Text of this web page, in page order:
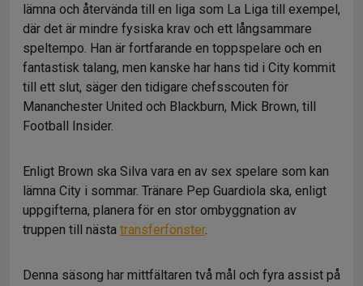
lämna och återvända till en liga som La Liga till exempel,
där det är mindre fysiska krav och ett långsammare
speltempo. Han är fortfarande en toppspelare och en
fantastisk talang, men kanske har hans tid i City kommit
till ett slut, säger den tidigare chefsscouten för
Mananchester United och Blackburn, Mick Brown, till
Football Insider.
Enligt Brown ska Silva vara en av sex spelare som kan
lämna City i sommar. Tränare Pep Guardiola ska, enligt
uppgifterna, planera för en stor ombyggnation av
truppen till nästa transferfönster.
Denna säsong har mittfältaren två mål och fyra assist på